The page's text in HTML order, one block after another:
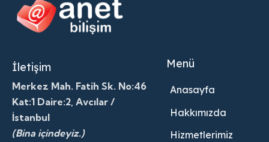
İletişim
Merkez Mah. Fatih Sk. No:46
Kat:1 Daire:2, Avcılar /
İstanbul
(Bina içindeyiz.)
Menü
Anasayfa
Hakkımızda
Hizmetlerimiz